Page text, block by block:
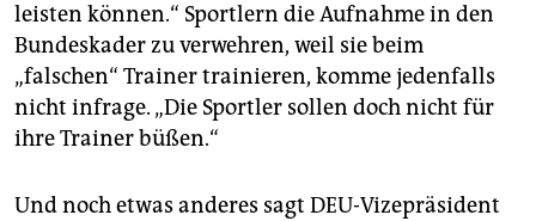
leisten können.“ Sportlern die Aufnahme in den
Bundeskader zu verwehren, weil sie beim
„falschen“ Trainer trainieren, komme jedenfalls
nicht infrage. „Die Sportler sollen doch nicht für
ihre Trainer büßen.“
Und noch etwas anderes sagt DEU-Vizepräsident